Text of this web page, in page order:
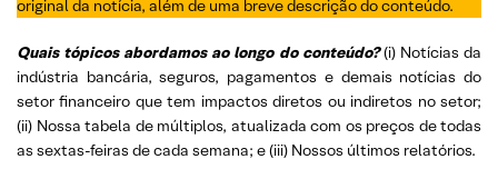
original da notícia, além de uma breve descrição do conteúdo.
Quais tópicos abordamos ao longo do conteúdo? (i) Notícias da
indústria bancária, seguros, pagamentos e demais notícias do
setor financeiro que tem impactos diretos ou indiretos no setor;
(ii) Nossa tabela de múltiplos, atualizada com os preços de todas
as sextas-feiras de cada semana; e (iii) Nossos últimos relatórios.